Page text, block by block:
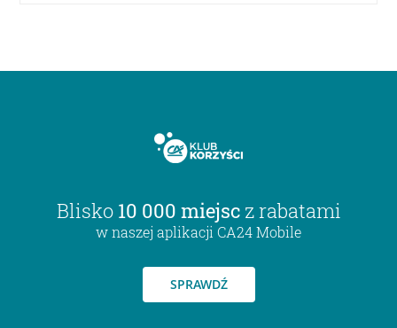
Blisko 10 000 miejsc z rabatami
w naszej aplikacji CA24 Mobile
SPRAWDŹ